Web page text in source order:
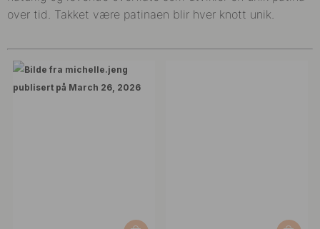
over tid. Takket være patinaen blir hver knott unik.